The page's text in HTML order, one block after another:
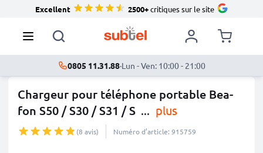
Excellent 2500+critiques sur le site
0805 11.31.88·Lun - Ven: 10:00 - 21:00
Chargeur pour téléphone portable Bea-
fon S50 / S30 / S31 / S ... plus
(8 avis) Numéro d’article: 915759